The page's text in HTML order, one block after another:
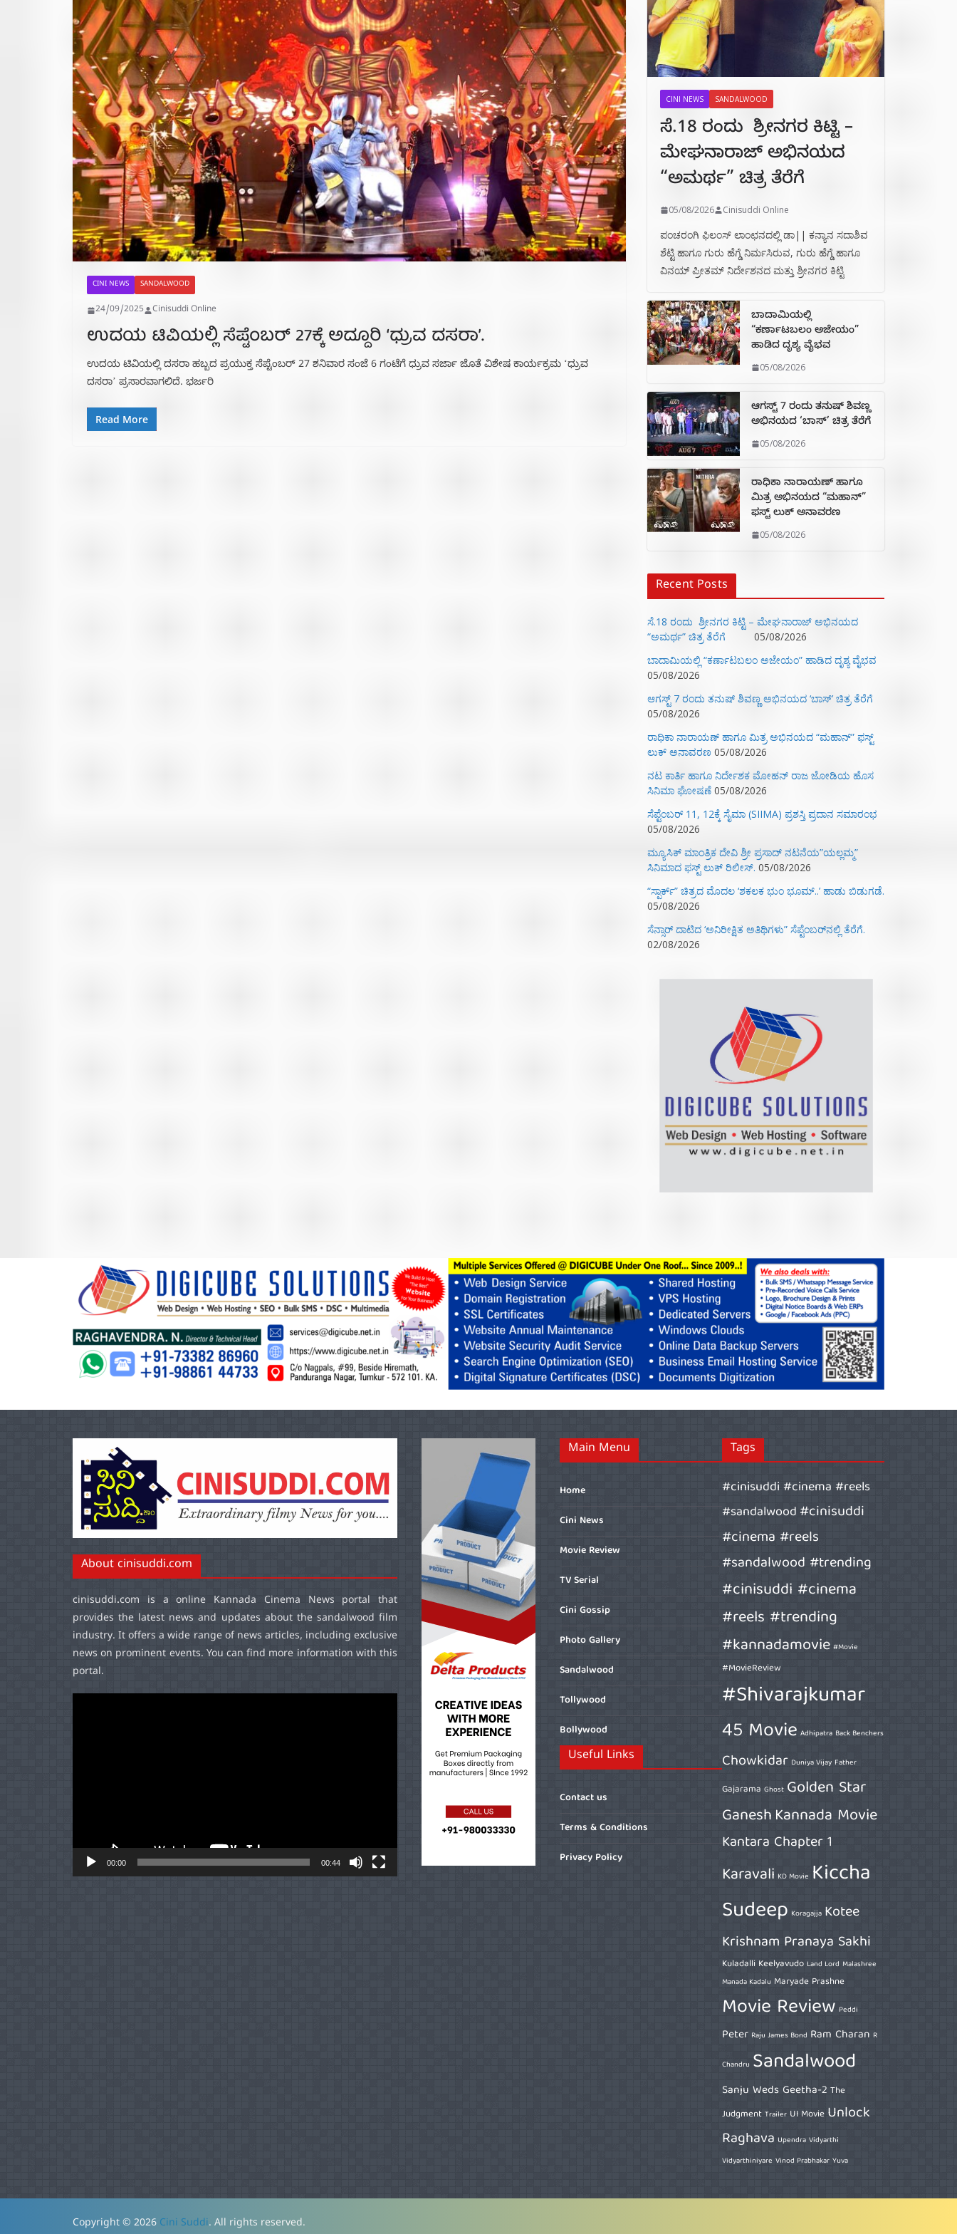
CINI NEWS SANDALWOOD
24/09/2025 Cinisuddi Online
ಉದಯ ಟಿವಿಯಲ್ಲಿ ಸೆಪ್ಟೆಂಬರ್ 27ಕ್ಕೆ ಅದ್ದೂರಿ ʻಧ್ರುವ ದಸರಾʼ.
ಉದಯ ಟಿವಿಯಲ್ಲಿ ದಸರಾ ಹಬ್ಬದ ಪ್ರಯುಕ್ತ ಸೆಪ್ಟೆಂಬರ್ 27 ಶನಿವಾರ ಸಂಜೆ 6 ಗಂಟೆಗೆ ಧ್ರುವ ಸರ್ಜಾ ಜೊತೆ ವಿಶೇಷ ಕಾರ್ಯಕ್ರಮ ʻಧ್ರುವ
ದಸರಾʼ ಪ್ರಸಾರವಾಗಲಿದೆ. ಭರ್ಜರಿ
Read More
CINI NEWS SANDALWOOD
ಸೆ.18 ರಂದು ಶ್ರೀನಗರ ಕಿಟ್ಟಿ –
ಮೇಘನಾರಾಜ್ ಅಭಿನಯದ
“ಅಮರ್ಥ” ಚಿತ್ರ ತೆರೆಗೆ
05/08/2026 Cinisuddi Online
ಪಂಚರಂಗಿ ಫಿಲಂಸ್ ಲಾಂಛನದಲ್ಲಿ ಡಾ|| ಕನ್ಯಾನ ಸದಾಶಿವ
ಶೆಟ್ಟಿ ಹಾಗೂ ಗುರು ಹೆಗ್ಡೆ ನಿರ್ಮಸಿರುವ, ಗುರು ಹೆಗ್ಡೆ ಹಾಗೂ
ವಿನಯ್ ಪ್ರೀತಮ್ ನಿರ್ದೇಶನದ ಮತ್ತು ಶ್ರೀನಗರ ಕಿಟ್ಟಿ
ಬಾದಾಮಿಯಲ್ಲಿ
“ಕರ್ಣಾಟಬಲಂ ಅಜೇಯಂ”
ಹಾಡಿದ ದೃಶ್ಯ ವೈಭವ
05/08/2026
ಆಗಸ್ಟ್ 7 ರಂದು ತನುಷ್ ಶಿವಣ್ಣ
ಅಭಿನಯದ ‘ಬಾಸ್’ ಚಿತ್ರ ತೆರೆಗೆ
05/08/2026
ರಾಧಿಕಾ ನಾರಾಯಣ್ ಹಾಗೂ
ಮಿತ್ರ ಅಭಿನಯದ “ಮಹಾನ್”
ಫಸ್ಟ್ ಲುಕ್ ಅನಾವರಣ
05/08/2026
Recent Posts
ಸೆ.18 ರಂದು ಶ್ರೀನಗರ ಕಿಟ್ಟಿ – ಮೇಘನಾರಾಜ್ ಅಭಿನಯದ
“ಅಮರ್ಥ” ಚಿತ್ರ ತೆರೆಗೆ
05/08/2026
ಬಾದಾಮಿಯಲ್ಲಿ “ಕರ್ಣಾಟಬಲಂ ಅಜೇಯಂ” ಹಾಡಿದ ದೃಶ್ಯ ವೈಭವ
05/08/2026
ಆಗಸ್ಟ್ 7 ರಂದು ತನುಷ್ ಶಿವಣ್ಣ ಅಭಿನಯದ ‘ಬಾಸ್’ ಚಿತ್ರ ತೆರೆಗೆ
05/08/2026
ರಾಧಿಕಾ ನಾರಾಯಣ್ ಹಾಗೂ ಮಿತ್ರ ಅಭಿನಯದ “ಮಹಾನ್” ಫಸ್ಟ್
ಲುಕ್ ಅನಾವರಣ 05/08/2026
ನಟ ಕಾರ್ತಿ ಹಾಗೂ ನಿರ್ದೇಶಕ ಮೋಹನ್ ರಾಜ ಜೋಡಿಯ ಹೊಸ
ಸಿನಿಮಾ ಘೋಷಣೆ 05/08/2026
ಸೆಪ್ಟೆಂಬರ್ 11, 12ಕ್ಕೆ ಸೈಮಾ (SIIMA) ಪ್ರಶಸ್ತಿ ಪ್ರದಾನ ಸಮಾರಂಭ
05/08/2026
ಮ್ಯೂಸಿಕ್‌ ಮಾಂತ್ರಿಕ ದೇವಿ ಶ್ರೀ ಪ್ರಸಾದ್ ನಟನೆಯ”ಯಲ್ಲಮ್ಮ”
ಸಿನಿಮಾದ ಫಸ್ಟ್‌ ಲುಕ್‌ ರಿಲೀಸ್. 05/08/2026
“ಸ್ಪಾರ್ಕ್” ಚಿತ್ರದ ಮೊದಲ‌ ‘ಶಕಲಕ ಭುಂ‌ ಭೂಮ್..’ ಹಾಡು ಬಿಡುಗಡೆ.
05/08/2026
ಸೆನ್ಸಾರ್ ದಾಟಿದ ‘ಅನಿರೀಕ್ಷಿತ ಅತಿಥಿಗಳು” ಸೆಪ್ಟೆಂಬರ್‌ನಲ್ಲಿ ತೆರೆಗೆ.
02/08/2026
About cinisuddi.com
cinisuddi.com is a online Kannada Cinema News portal that
provides the latest news and updates about the sandalwood film
industry. It offers a wide range of news articles, including exclusive
news on prominent events. You can find more information with this
portal.
00:00 00:44
Main Menu
Home
Cini News
Movie Review
TV Serial
Cini Gossip
Photo Gallery
Sandalwood
Tollywood
Bollywood
Useful Links
Contact us
Terms & Conditions
Privacy Policy
Tags
#cinisuddi #cinema #reels
#sandalwood#cinisuddi
#cinema #reels
#sandalwood #trending
#cinisuddi #cinema
#reels #trending
#kannadamovie #Movie
#MovieReview
#Shivarajkumar
45 Movie Adhipatra Back Benchers
Chowkidar Duniya Vijay Father
Gajarama Ghost Golden Star
GaneshKannada Movie
Kantara Chapter 1
Karavali KD Movie Kiccha
Sudeep Koragajja Kotee
Krishnam Pranaya Sakhi
Kuladalli Keelyavudo Land Lord Malashree
Manada Kadalu Maryade Prashne
Movie Review Peddi
Peter Raju James Bond Ram Charan R
Chandru Sandalwood
Sanju Weds Geetha-2 The
Judgment Trailer UI Movie Unlock
Raghava Upendra Vidyarthi
Vidyarthiniyare Vinod Prabhakar Yuva
Copyright © 2026 Cini Suddi. All rights reserved.